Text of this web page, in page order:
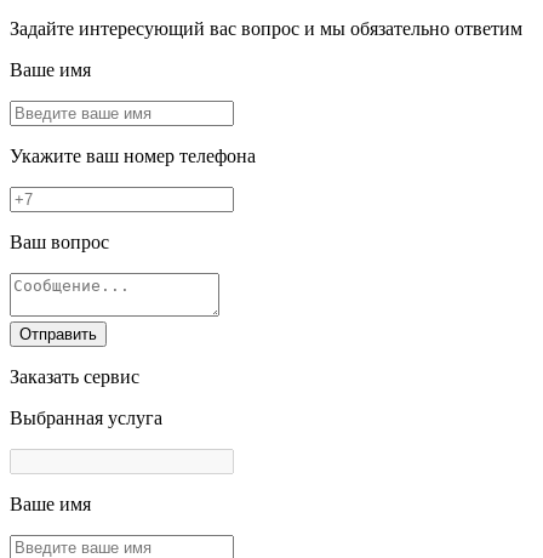
Задайте интересующий вас вопрос и мы обязательно ответим
Ваше имя
Укажите ваш номер телефона
Ваш вопрос
Отправить
Заказать сервис
Выбранная услуга
Ваше имя